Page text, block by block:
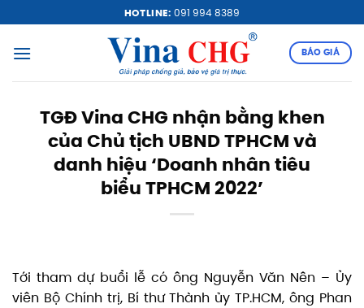
qua
nội
HOTLINE:091 994 8389
BÁO GIÁ
TGĐ Vina CHG nhận bằng khen
của Chủ tịch UBND TPHCM và
danh hiệu ‘Doanh nhân tiêu
biểu TPHCM 2022’
Tới tham dự buổi lễ có ông Nguyễn Văn Nên – Ủy
viên Bộ Chính trị, Bí thư Thành ủy TP.HCM, ông Phan